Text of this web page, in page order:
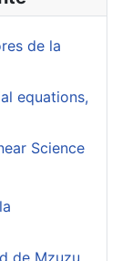
de la
equations,
Science